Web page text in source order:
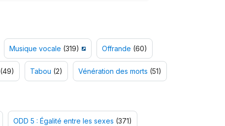
Musique vocale (319) Offrande (60)
(49) Tabou (2) Vénération des morts (51)
ODD 5 : Égalité entre les sexes (371)